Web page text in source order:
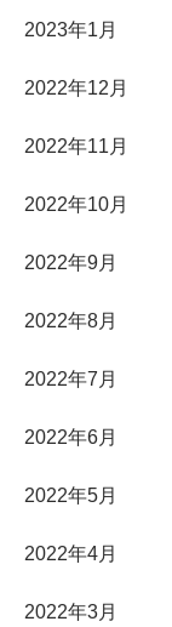
2023年1月
2022年12月
2022年11月
2022年10月
2022年9月
2022年8月
2022年7月
2022年6月
2022年5月
2022年4月
2022年3月